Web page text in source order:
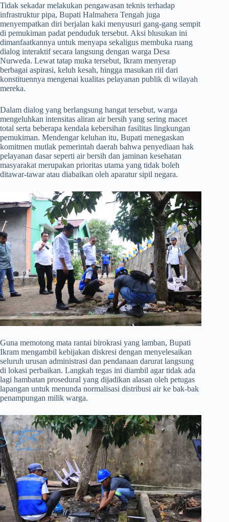
​Tidak sekadar melakukan pengawasan teknis terhadap
infrastruktur pipa, Bupati Halmahera Tengah juga
menyempatkan diri berjalan kaki menyusuri gang-gang sempit
di pemukiman padat penduduk tersebut. Aksi blusukan ini
dimanfaatkannya untuk menyapa sekaligus membuka ruang
dialog interaktif secara langsung dengan warga Desa
Nurweda. Lewat tatap muka tersebut, Ikram menyerap
berbagai aspirasi, keluh kesah, hingga masukan riil dari
konstituennya mengenai kualitas pelayanan publik di wilayah
mereka.
​Dalam dialog yang berlangsung hangat tersebut, warga
mengeluhkan intensitas aliran air bersih yang sering macet
total serta beberapa kendala kebersihan fasilitas lingkungan
pemukiman. Mendengar keluhan itu, Bupati menegaskan
komitmen mutlak pemerintah daerah bahwa penyediaan hak
pelayanan dasar seperti air bersih dan jaminan kesehatan
masyarakat merupakan prioritas utama yang tidak boleh
ditawar-tawar atau diabaikan oleh aparatur sipil negara.
​Guna memotong mata rantai birokrasi yang lamban, Bupati
Ikram mengambil kebijakan diskresi dengan menyelesaikan
seluruh urusan administrasi dan pendanaan darurat langsung
di lokasi perbaikan. Langkah tegas ini diambil agar tidak ada
lagi hambatan prosedural yang dijadikan alasan oleh petugas
lapangan untuk menunda normalisasi distribusi air ke bak-bak
penampungan milik warga.